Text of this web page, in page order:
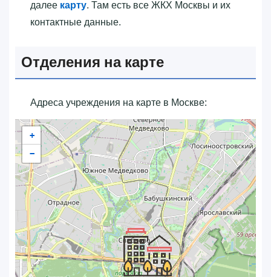
далее карту. Там есть все ЖКХ Москвы и их
контактные данные.
Отделения на карте
Адреса учреждения на карте в Москве:
+
−